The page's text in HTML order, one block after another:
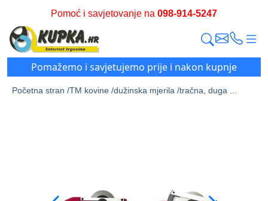
Pomoć i savjetovanje na 098-914-5247
Pomažemo i savjetujemo prije i nakon kupnje
Početna stran /TM kovine /dužinska mjerila /tračna, duga ...